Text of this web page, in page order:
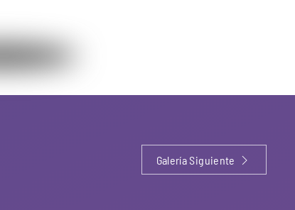
Galería Siguiente